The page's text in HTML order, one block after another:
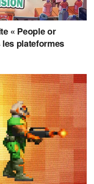
« People or
plateformes